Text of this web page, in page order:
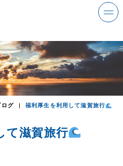
ログ 福利厚生を利用して滋賀旅行
て滋賀旅行